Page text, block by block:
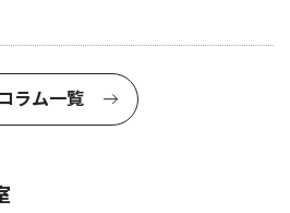
コラム一覧